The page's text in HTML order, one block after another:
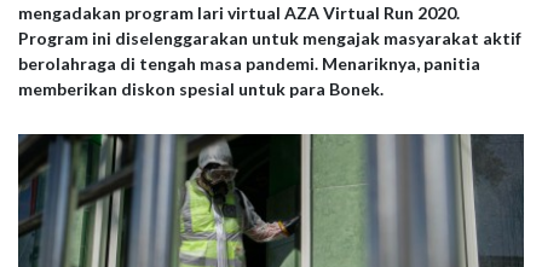
mengadakan program lari virtual AZA Virtual Run 2020.
Program ini diselenggarakan untuk mengajak masyarakat aktif
berolahraga di tengah masa pandemi. Menariknya, panitia
memberikan diskon spesial untuk para Bonek.